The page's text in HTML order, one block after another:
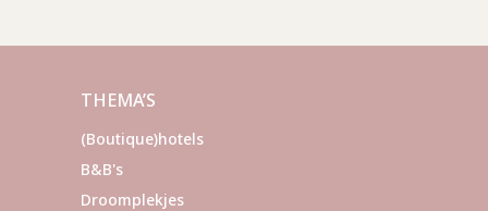
THEMA’S
(Boutique)hotels
B&B's
Droomplekjes